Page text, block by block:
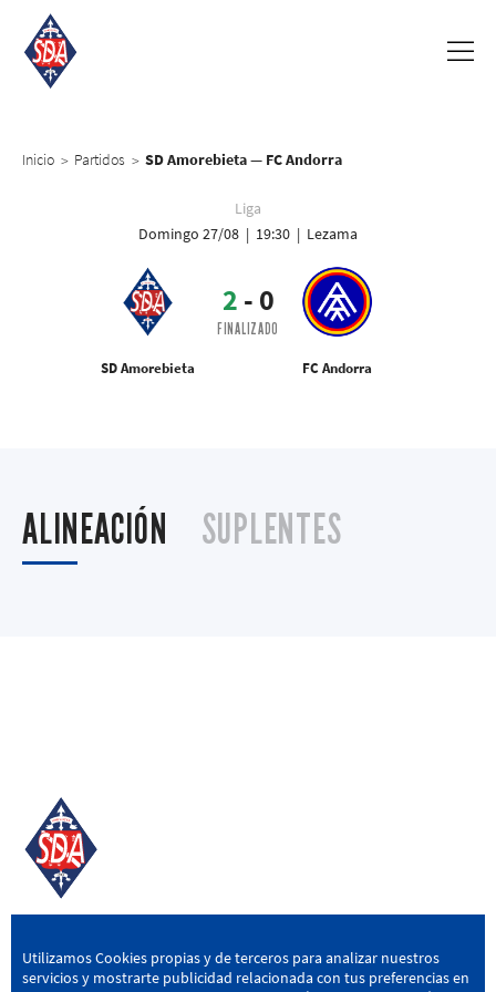
Inicio > Partidos > SD Amorebieta — FC Andorra
Liga
Domingo 27/08 | 19:30 | Lezama
SD Amorebieta
2 - 0
FINALIZADO
FC Andorra
ALINEACIÓN SUPLENTES
SD AMOREBIETA
Utilizamos Cookies propias y de terceros para analizar nuestros
servicios y mostrarte publicidad relacionada con tus preferencias en